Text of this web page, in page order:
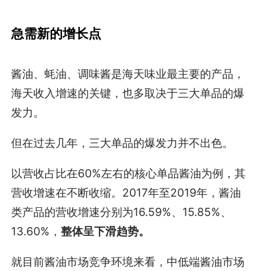
急需新的增长点
酱油、蚝油、调味酱是海天味业最主要的产品，
海天收入增速的关键，也多取决于三大单品的爆
发力。
但在过去几年，三大单品的爆发力并不出色。
以营收占比在60%左右的核心单品酱油为例，其
营收增速在不断收缩。2017年至2019年，酱油
类产品的营收增速分别为16.59%、15.85%、
13.60%，整体呈下滑趋势。
就目前酱油市场竞争环境来看，中低端酱油市场